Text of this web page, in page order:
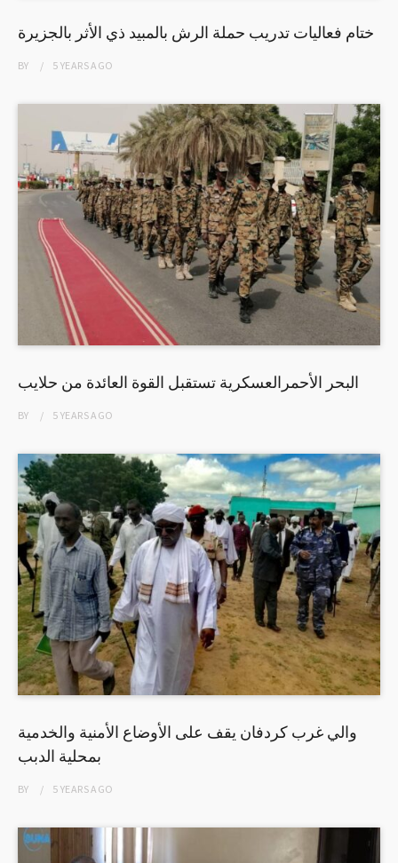
ختام فعاليات تدريب حملة الرش بالمبيد ذي الأثر بالجزيرة
BY 5 YEARSAGO
البحر الأحمرالعسكرية تستقبل القوة العائدة من حلايب
BY 5 YEARSAGO
والي غرب كردفان يقف على الأوضاع الأمنية والخدمية
بمحلية الدبب
BY 5 YEARSAGO